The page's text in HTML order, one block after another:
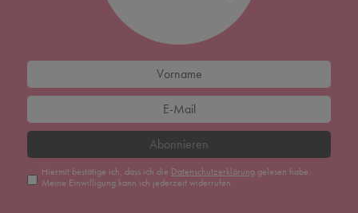
Abonnieren
Hiermit bestätige ich, dass ich die Daten­schutz­erklärunggelesen habe.
Meine Einwilligung kann ich jederzeit widerrufen.